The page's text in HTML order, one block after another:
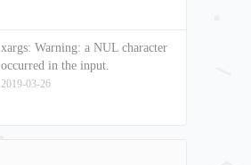
xargs: Warning: a NUL character
occurred in the input.
2019-03-26